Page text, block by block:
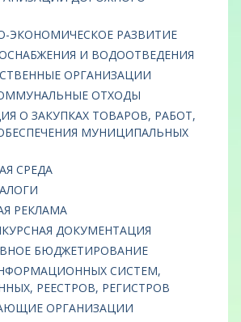
ЭКОНОМИЧЕСКОЕ РАЗВИТИЕ
И ВОДООТВЕДЕНИЯ
ОРГАНИЗАЦИИ
ОТХОДЫ
О ЗАКУПКАХ ТОВАРОВ, РАБОТ,
МУНИЦИПАЛЬНЫХ
СРЕДА
РЕКЛАМА
ДОКУМЕНТАЦИЯ
БЮДЖЕТИРОВАНИЕ
СИСТЕМ,
РЕЕСТРОВ, РЕГИСТРОВ
ОРГАНИЗАЦИИ